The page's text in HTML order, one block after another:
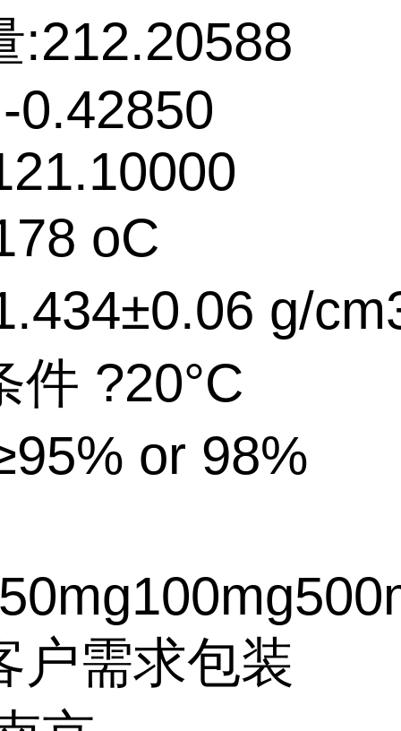
:212.20588
0.42850
oC
g/
件 ?20°C
or 98%
户需求包装